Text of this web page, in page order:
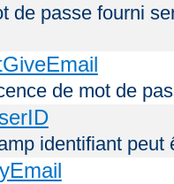
de passe fourni
de mot de
identifiant peut